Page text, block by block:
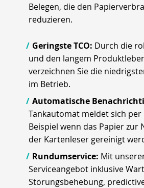
Belegen, die den
reduzieren.
Geringste TCO: Durch die
und den langem
verzeichnen Sie die
im Betrieb.
Automatische
Tankautomat meldet sich per
Beispiel wenn das Papier zur
der Kartenleser gereinigt
Rundumservice: Mit
Serviceangebot inklusive
Störungsbehebung,